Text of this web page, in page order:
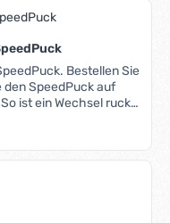
Bestellen Sie
den SpeedPuck auf
ist ein Wechsel ruck-
und an der Halterung